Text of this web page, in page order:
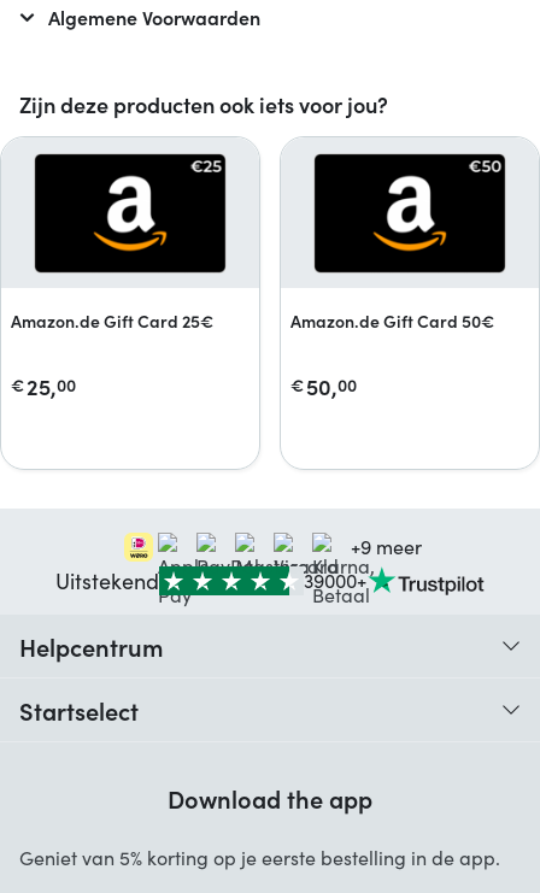
Zijn deze producten ook iets voor jou?
Amazon.de Gift Card 25€
€25,00
Amazon.de Gift Card 50€
€50,00
Algemene Voorwaarden
+9 meer
Uitstekend 39000+
Helpcentrum
Startselect
Startselect App
Download the app
Geniet van 5% korting op je eerste bestelling in de app.